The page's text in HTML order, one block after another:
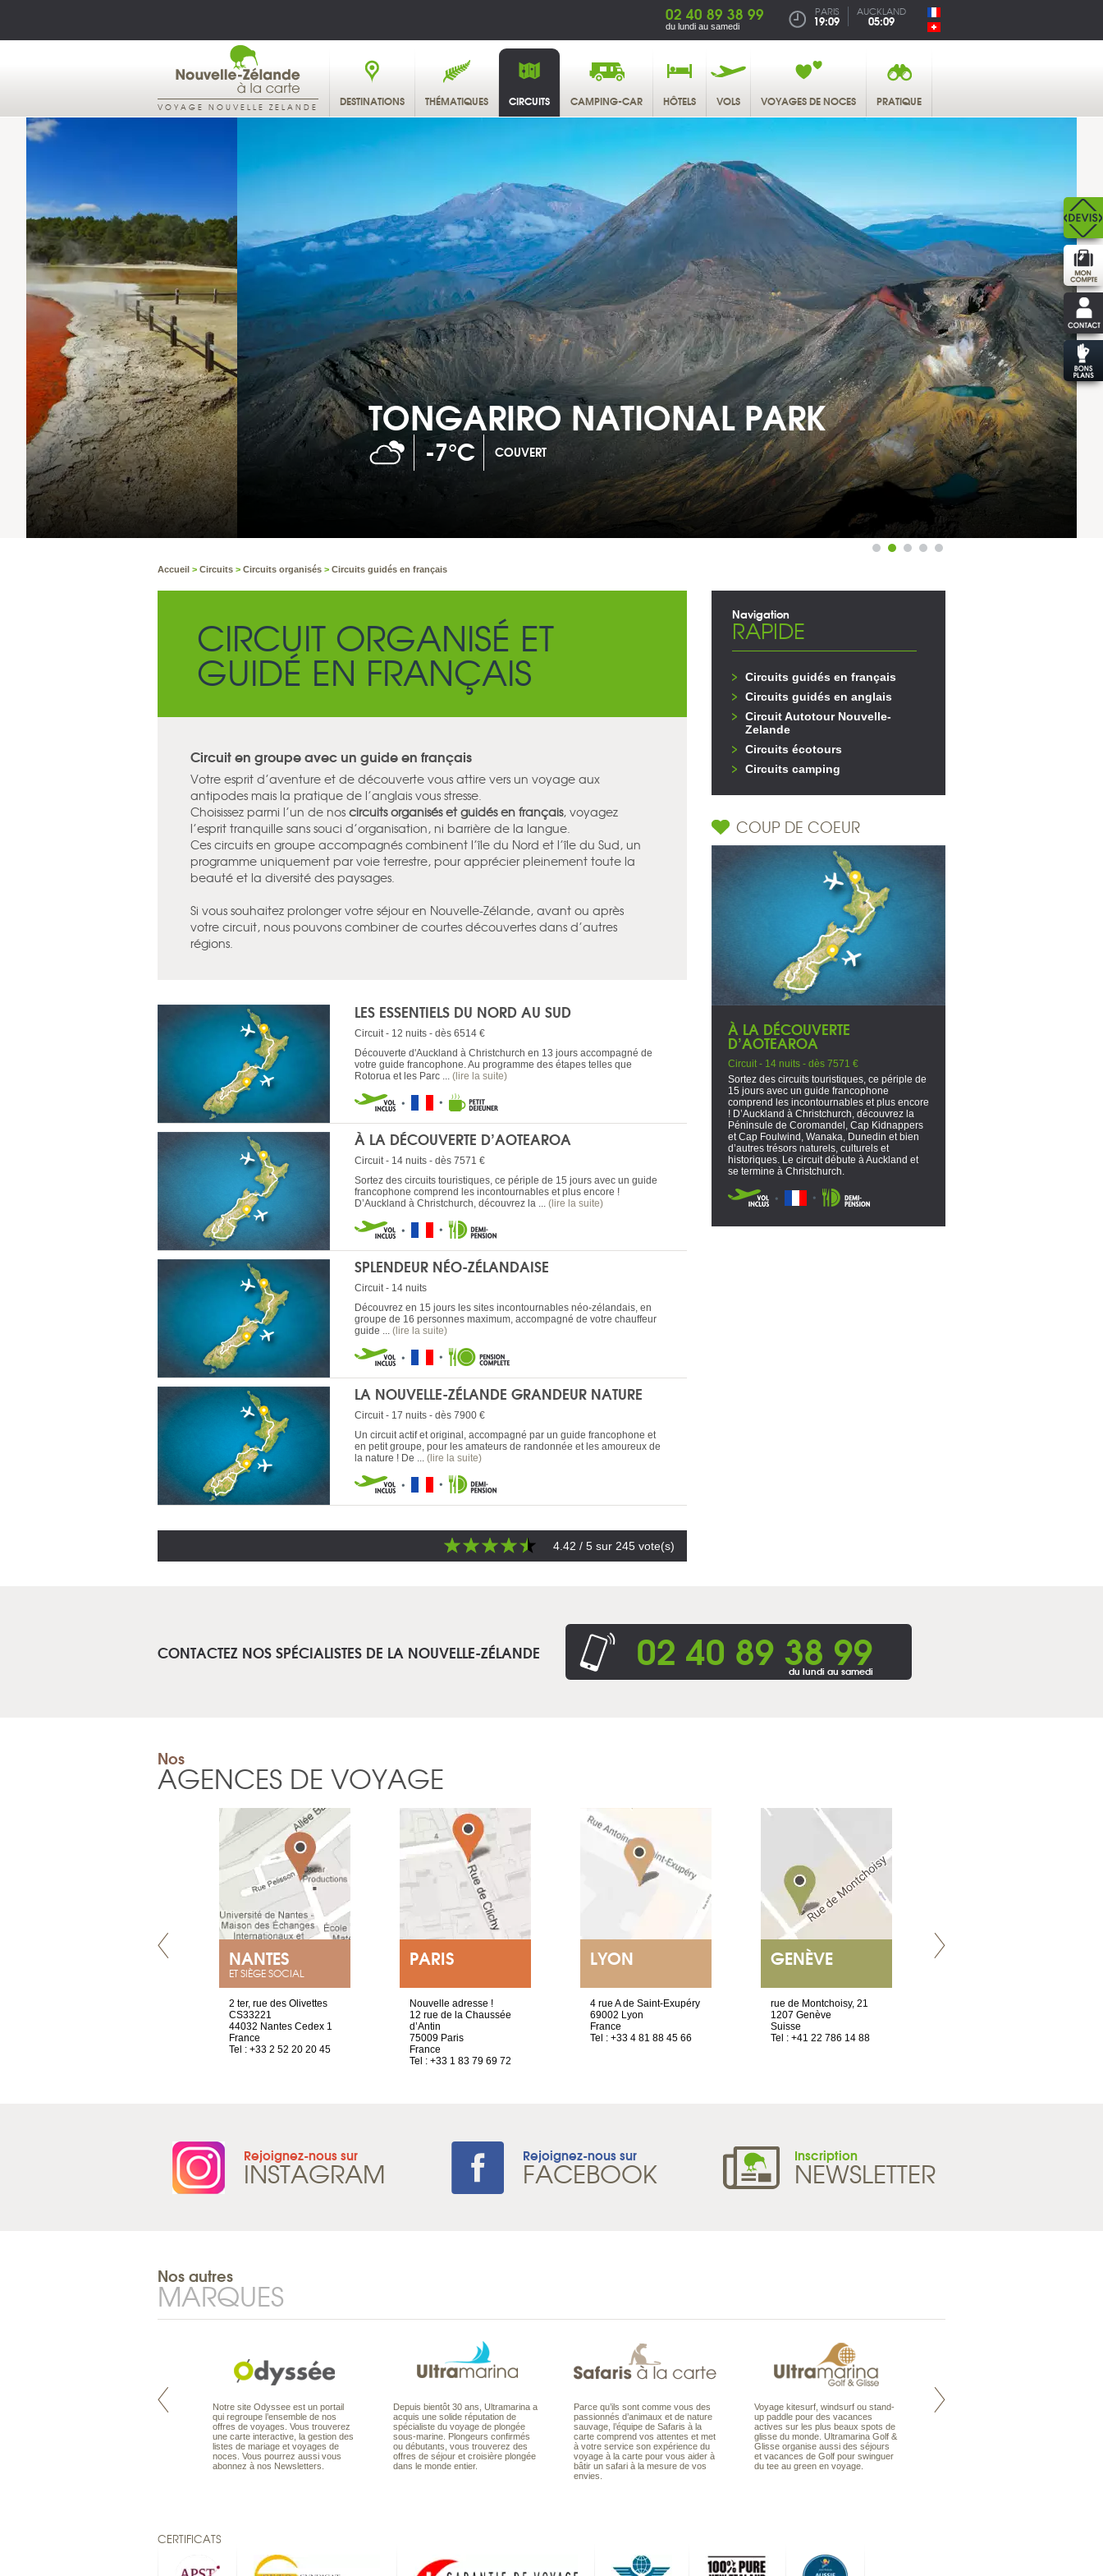
02 40 89 38 99
du lundi au samedi
PARIS
19:09
AUCKLAND
05:09
VOYAGE NOUVELLE ZELANDE DESTINATIONS THÉMATIQUES CIRCUITS CAMPING-CAR HÔTELS VOLS VOYAGES DE NOCES PRATIQUE
TONGARIRO NATIONAL PARK
-7°C COUVERT
Accueil > Circuits > Circuits organisés > Circuits guidés en français
CIRCUIT ORGANISÉ ET
GUIDÉ EN FRANÇAIS
Circuit en groupe avec un guide en français
Votre esprit d’aventure et de découverte vous attire vers un voyage aux
antipodes mais la pratique de l’anglais vous stresse.
Choisissez parmi l’un de nos circuits organisés et guidés en français, voyagez
l’esprit tranquille sans souci d’organisation, ni barrière de la langue.
Ces circuits en groupe accompagnés combinent l’île du Nord et l’île du Sud, un
programme uniquement par voie terrestre, pour apprécier pleinement toute la
beauté et la diversité des paysages.
Si vous souhaitez prolonger votre séjour en Nouvelle-Zélande, avant ou après
votre circuit, nous pouvons combiner de courtes découvertes dans d’autres
régions.
LES ESSENTIELS DU NORD AU SUD
Circuit - 12 nuits - dès 6514 €
Découverte d'Auckland à Christchurch en 13 jours accompagné de
votre guide francophone. Au programme des étapes telles que
Rotorua et les Parc ... (lire la suite)
À LA DÉCOUVERTE D’AOTEAROA
Circuit - 14 nuits - dès 7571 €
Sortez des circuits touristiques, ce périple de 15 jours avec un guide
francophone comprend les incontournables et plus encore !
D’Auckland à Christchurch, découvrez la ... (lire la suite)
SPLENDEUR NÉO-ZÉLANDAISE
Circuit - 14 nuits
Découvrez en 15 jours les sites incontournables néo-zélandais, en
groupe de 16 personnes maximum, accompagné de votre chauffeur
guide ... (lire la suite)
LA NOUVELLE-ZÉLANDE GRANDEUR NATURE
Circuit - 17 nuits - dès 7900 €
Un circuit actif et original, accompagné par un guide francophone et
en petit groupe, pour les amateurs de randonnée et les amoureux de
la nature ! De ... (lire la suite)
4.42 / 5 sur 245 vote(s)
Navigation
RAPIDE
Circuits guidés en français
Circuits guidés en anglais
Circuit Autotour Nouvelle-
Zelande
Circuits écotours
Circuits camping
COUP DE COEUR
À LA DÉCOUVERTE
D’AOTEAROA
Circuit - 14 nuits - dès 7571 €
Sortez des circuits touristiques, ce périple de
15 jours avec un guide francophone
comprend les incontournables et plus encore
! D’Auckland à Christchurch, découvrez la
Péninsule de Coromandel, Cap Kidnappers
et Cap Foulwind, Wanaka, Dunedin et bien
d’autres trésors naturels, culturels et
historiques. Le circuit débute à Auckland et
se termine à Christchurch.
CONTACTEZ NOS SPÉCIALISTES DE LA NOUVELLE-ZÉLANDE 02 40 89 38 99
du lundi au samedi
Nos
AGENCES DE VOYAGE
NANTES
ET SIÈGE SOCIAL
2 ter, rue des Olivettes
CS33221
44032 Nantes Cedex 1
France
Tel : +33 2 52 20 20 45
PARIS
Nouvelle adresse !
12 rue de la Chaussée
d’Antin
75009 Paris
France
Tel : +33 1 83 79 69 72
LYON
4 rue A de Saint-Exupéry
69002 Lyon
France
Tel : +33 4 81 88 45 66
GENÈVE
rue de Montchoisy, 21
1207 Genève
Suisse
Tel : +41 22 786 14 88
Rejoignez-nous sur
INSTAGRAM Rejoignez-nous sur
FACEBOOK Inscription
NEWSLETTER
Nos autres
MARQUES
Pacifique à la carte est le spécialiste
Notre site Odyssee est un portail
qui regroupe l’ensemble de nos
offres de voyages. Vous trouverez
une carte interactive, la gestion des
listes de mariage et voyages de
noces. Vous pourrez aussi vous
abonnez à nos Newsletters.
Depuis bientôt 30 ans, Ultramarina a
acquis une solide réputation de
spécialiste du voyage de plongée
sous-marine. Plongeurs confirmés
ou débutants, vous trouverez des
offres de séjour et croisière plongée
dans le monde entier.
Parce qu’ils sont comme vous des
passionnés d’animaux et de nature
sauvage, l’équipe de Safaris à la
carte comprend vos attentes et met
à votre service son expérience du
voyage à la carte pour vous aider à
bâtir un safari à la mesure de vos
envies.
Voyage kitesurf, windsurf ou stand-
up paddle pour des vacances
actives sur les plus beaux spots de
glisse du monde. Ultramarina Golf &
Glisse organise aussi des séjours
et vacances de Golf pour swinguer
du tee au green en voyage.
Maldives à la Carte propose tous
CERTIFICATS